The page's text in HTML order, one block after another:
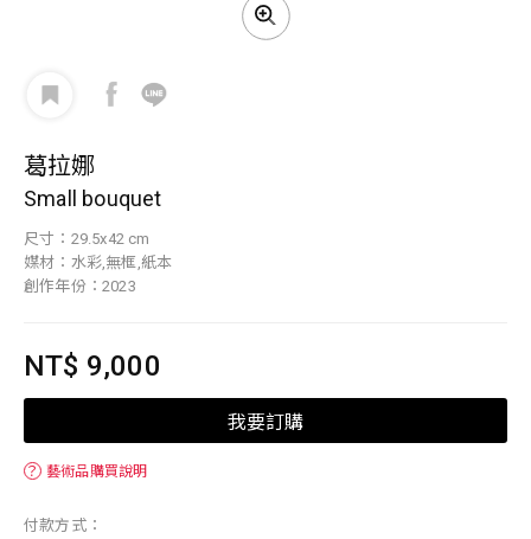
葛拉娜
Small bouquet
尺寸：29.5x42 cm
媒材：水彩,無框,紙本
創作年份：2023
NT$ 9,000
我要訂購
？ 藝術品購買說明
付款方式：